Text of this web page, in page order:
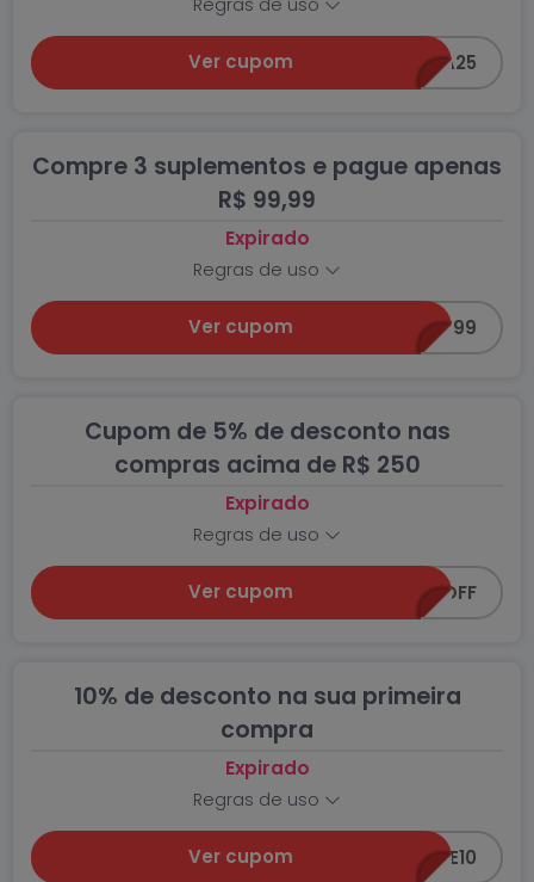
Regras de uso
Ver cupom CORRA25
Compre 3 suplementos e pague apenas
R$ 99,99
Expirado
Regras de uso
Ver cupom SUPLE99
Cupom de 5% de desconto nas
compras acima de R$ 250
Expirado
Regras de uso
Ver cupom CENTAURO5OFF
10% de desconto na sua primeira
compra
Expirado
Regras de uso
Ver cupom WELCOME10